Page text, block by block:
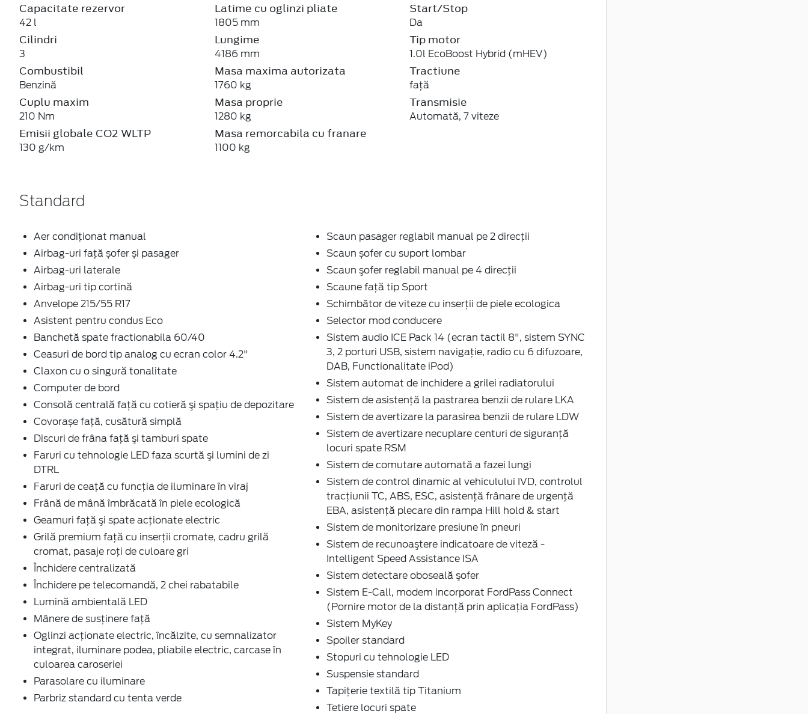
Capacitate rezervor
42 l
Cilindri
3
Combustibil
Benzină
Cuplu maxim
210 Nm
Emisii globale CO2 WLTP
130 g/km
Latime cu oglinzi pliate
1805 mm
Lungime
4186 mm
Masa maxima autorizata
1760 kg
Masa proprie
1280 kg
Masa remorcabila cu franare
1100 kg
Start/Stop
Da
Tip motor
1.0l EcoBoost Hybrid (mHEV)
Tractiune
faţă
Transmisie
Automată, 7 viteze
Standard
Aer condiţionat manual
Airbag-uri față șofer și pasager
Airbag-uri laterale
Airbag-uri tip cortină
Anvelope 215/55 R17
Asistent pentru condus Eco
Banchetă spate fractionabila 60/40
Ceasuri de bord tip analog cu ecran color 4.2"
Claxon cu o singură tonalitate
Computer de bord
Consolă centrală față cu cotieră şi spaţiu de depozitare
Covorașe față, cusătură simplă
Discuri de frâna faţă şi tamburi spate
Faruri cu tehnologie LED faza scurtă şi lumini de zi
DTRL
Faruri de ceaţă cu funcţia de iluminare în viraj
Frână de mână îmbrăcată în piele ecologică
Geamuri faţă şi spate acţionate electric
Grilă premium faţă cu inserţii cromate, cadru grilă
cromat, pasaje roți de culoare gri
Închidere centralizată
Închidere pe telecomandă, 2 chei rabatabile
Lumină ambientală LED
Mânere de susţinere faţă
Oglinzi acţionate electric, încălzite, cu semnalizator
integrat, iluminare podea, pliabile electric, carcase în
culoarea caroseriei
Parasolare cu iluminare
Parbriz standard cu tenta verde
Scaun pasager reglabil manual pe 2 direcții
Scaun șofer cu suport lombar
Scaun şofer reglabil manual pe 4 direcții
Scaune faţă tip Sport
Schimbător de viteze cu inserţii de piele ecologica
Selector mod conducere
Sistem audio ICE Pack 14 (ecran tactil 8", sistem SYNC
3, 2 porturi USB, sistem navigaţie, radio cu 6 difuzoare,
DAB, Functionalitate iPod)
Sistem automat de inchidere a grilei radiatorului
Sistem de asistenţă la pastrarea benzii de rulare LKA
Sistem de avertizare la parasirea benzii de rulare LDW
Sistem de avertizare necuplare centuri de siguranță
locuri spate RSM
Sistem de comutare automată a fazei lungi
Sistem de control dinamic al vehiculului IVD, controlul
tracțiunii TC, ABS, ESC, asistență frânare de urgență
EBA, asistență plecare din rampa Hill hold & start
Sistem de monitorizare presiune în pneuri
Sistem de recunoaştere indicatoare de viteză -
Intelligent Speed Assistance ISA
Sistem detectare oboseală şofer
Sistem E-Call, modem incorporat FordPass Connect
(Pornire motor de la distanță prin aplicația FordPass)
Sistem MyKey
Spoiler standard
Stopuri cu tehnologie LED
Suspensie standard
Tapiţerie textilă tip Titanium
Tetiere locuri spate